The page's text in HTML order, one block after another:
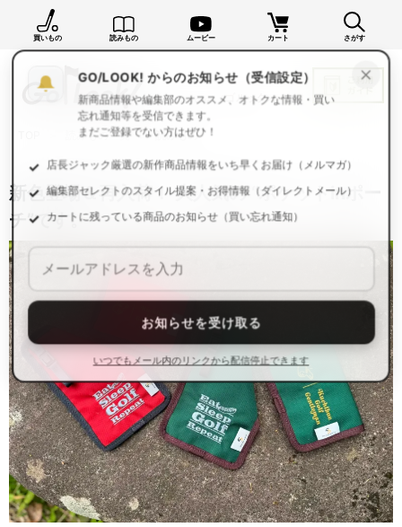
買いもの 読みもの ムービー カート さがす
読みもの一覧 読みもの
新色登場＆再入荷！ 大人気の “ポケットinポー
チ”です。
×
GO/LOOK! からのお知らせ（受信設定）
新商品情報や編集部のオススメ、オトクな情報・買い
忘れ通知等を受信できます。
まだご登録でない方はぜひ！
店長ジャック厳選の新作商品情報をいち早くお届け（メルマガ）
編集部セレクトのスタイル提案・お得情報（ダイレクトメール）
カートに残っている商品のお知らせ（買い忘れ通知）
お知らせを受け取る
いつでもメール内のリンクから配信停止できます